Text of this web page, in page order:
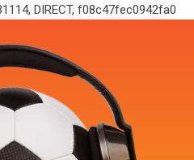
DIRECT, f08c47fec0942fa0